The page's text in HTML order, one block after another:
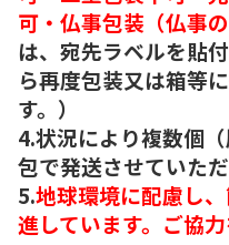
可・仏事包装（仏事の
は、宛先ラベルを貼
ら再度包装又は箱等
す。）
4.状況により複数個
包で発送させていた
5.地球環境に配慮し
進しています。ご協